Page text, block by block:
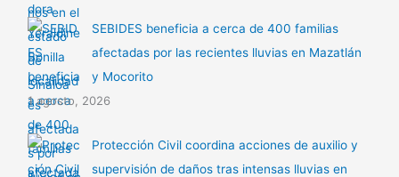
SEBIDES beneficia a cerca de 400 familias
afectadas por las recientes lluvias en Mazatlán
y Mocorito
1 agosto, 2026
Protección Civil coordina acciones de auxilio y
supervisión de daños tras intensas lluvias en